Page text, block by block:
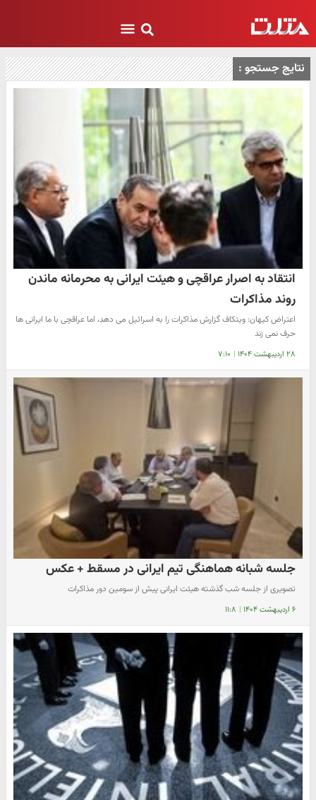
نتایج جستجو :
انتقاد به اصرار عراقچی و هیئت ایرانی به محرمانه ماندن
روند مذاکرات
اعتراض کیهان: ویتکاف گزارش مذاکرات را به اسرائیل می دهد، اما عراقچی با ما ایرانی ها
حرف نمی زند
۲۸ اردیبهشت ۱۴۰۴ | ۷:۱۰
جلسه شبانه هماهنگی تیم ایرانی در مسقط + عکس
تصویری از جلسه شب گذشته هیئت ایرانی پیش از سومین دور مذاکرات
۶ اردیبهشت ۱۴۰۴ | ۱۱:۸